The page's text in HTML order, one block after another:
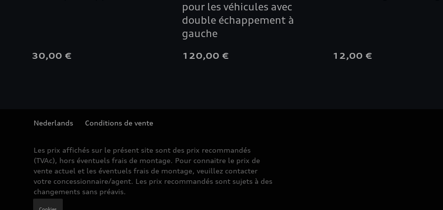
30,00 €
pour les véhicules avec
double échappement à
gauche
120,00 € 12,00 €
Nederlands Conditions de vente
Les prix affichés sur le présent site sont des prix recommandés
(TVAc), hors éventuels frais de montage. Pour connaitre le prix de
vente actuel et les éventuels frais de montage, veuillez contacter
votre concessionnaire/agent. Les prix recommandés sont sujets à des
changements sans préavis.